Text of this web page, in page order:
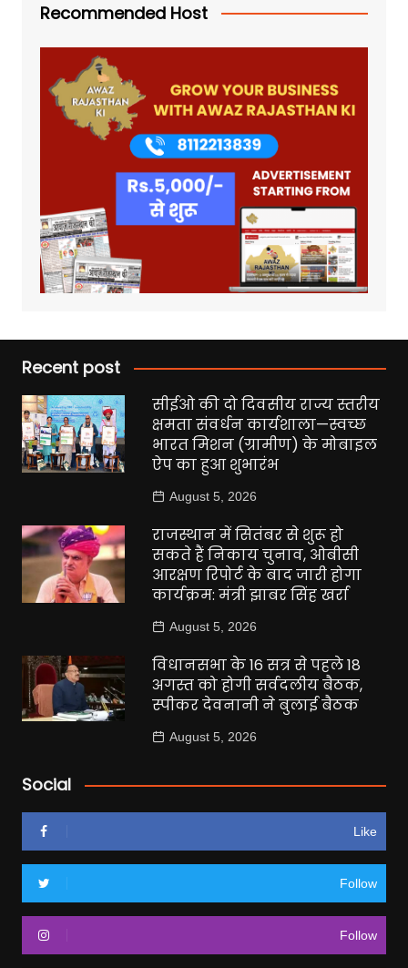
Recommended Host
Recent post
सीईओ की दो दिवसीय राज्य स्तरीय
क्षमता संवर्धन कार्यशाला—स्वच्छ
भारत मिशन (ग्रामीण) के मोबाइल
ऐप का हुआ शुभारंभ
August 5, 2026
राजस्थान में सितंबर से शुरू हो
सकते हैं निकाय चुनाव, ओबीसी
आरक्षण रिपोर्ट के बाद जारी होगा
कार्यक्रम: मंत्री झाबर सिंह खर्रा
August 5, 2026
विधानसभा के 16 सत्र से पहले 18
अगस्त को होगी सर्वदलीय बैठक,
स्पीकर देवनानी ने बुलाई बैठक
August 5, 2026
Social
Like
Follow
Follow